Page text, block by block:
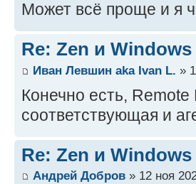
Может всё проще и я
Re: Zen и Windows
Иван Левшин aka Ivan L. »
Конечно есть,
соответствующая и
Re: Zen и Windows
Андрей Добров » 12 ноя